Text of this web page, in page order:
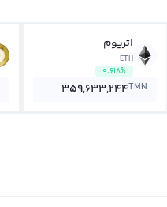
اتریوم
ETH
0.618%
359,633,244TMN